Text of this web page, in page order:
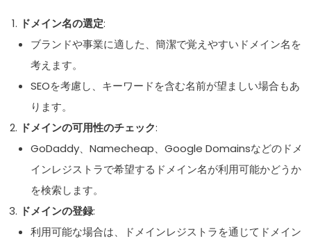
ドメイン名の選定:
ブランドや事業に適した、簡潔で覚えやすいドメイン名を
考えます。
SEOを考慮し、キーワードを含む名前が望ましい場合もあ
ります。
ドメインの可用性のチェック:
GoDaddy、Namecheap、Google Domainsなどのドメ
インレジストラで希望するドメイン名が利用可能かどうか
を検索します。
ドメインの登録:
利用可能な場合は、ドメインレジストラを通じてドメイン